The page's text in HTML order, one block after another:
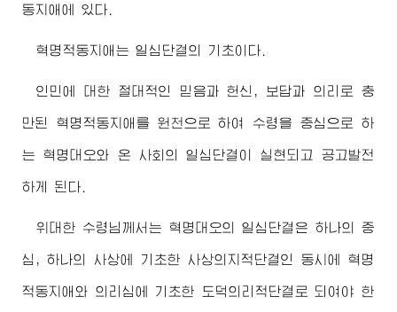
동지애에 있다.
혁명적동지애는 일심단결의 기초이다.
인민에 대한 절대적인 믿음과 헌신, 보답과 의리로 충
만된 혁명적동지애를 원천으로 하여 수령을 중심으로 하
는 혁명대오와 온 사회의 일심단결이 실현되고 공고발전
하게 된다.
위대한 수령님께서는 혁명대오의 일심단결은 하나의 중
심, 하나의 사상에 기초한 사상의지적단결인 동시에 혁명
적동지애와 의리심에 기초한 도덕의리적단결로 되여야 한